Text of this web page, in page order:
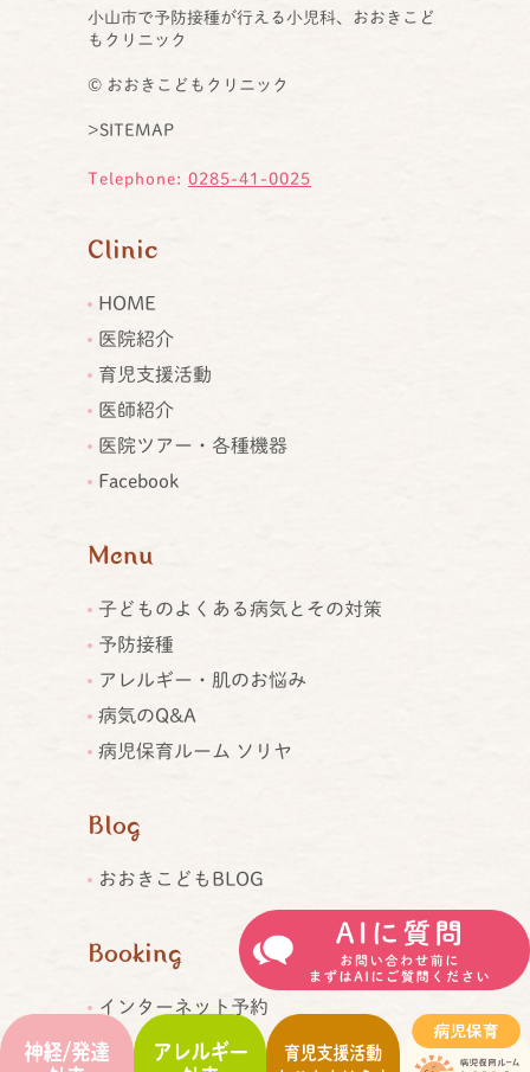
小山市で予防接種が行える小児科、おおきこど
もクリニック
© おおきこどもクリニック
>SITEMAP
Telephone: 0285-41-0025
Clinic
HOME
医院紹介
育児支援活動
医師紹介
医院ツアー・各種機器
Facebook
Menu
子どものよくある病気とその対策
予防接種
アレルギー・肌のお悩み
病気のQ&A
病児保育ルーム ソリヤ
Blog
おおきこどもBLOG
Booking
インターネット予約